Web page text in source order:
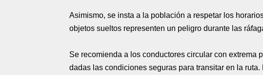
Asimismo, se insta a la población a respetar los
objetos sueltos representen un peligro durante las
Se recomienda a los conductores circular con extrema
dadas las condiciones seguras para transitar en la